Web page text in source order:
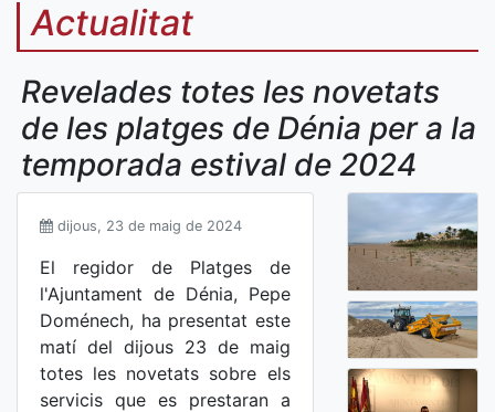
Actualitat
Revelades totes les novetats
de les platges de Dénia per a la
temporada estival de 2024
dijous, 23 de maig de 2024
El regidor de Platges de
l'Ajuntament de Dénia, Pepe
Doménech, ha presentat este
matí del dijous 23 de maig
totes les novetats sobre els
servicis que es prestaran a